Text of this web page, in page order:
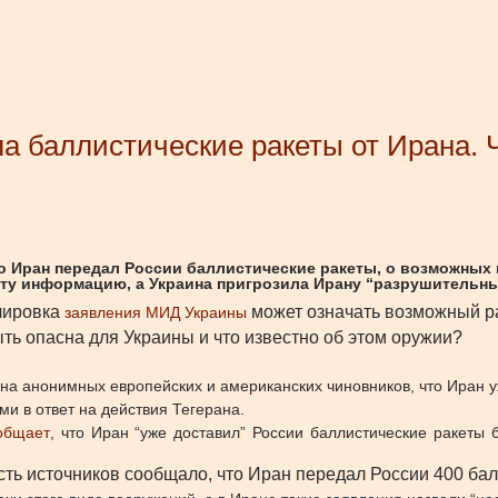
ракеты от Ирана.
передал России баллистические ракеты, о возможных
информацию, а Украина пригрозила Ирану
заявления МИД Украины может означать возможный
опасна для Украины и что известно об этом оружии?
анонимных европейских и американских чиновников, что Иран
ответ на действия Тегерана.
, что Иран “уже доставил” России баллистические
источников сообщало, что Иран передал России 400